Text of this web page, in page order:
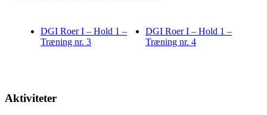
DGI Roer I – Hold 1 –
Træning nr. 3
DGI Roer I – Hold 1 –
Træning nr. 4
Aktiviteter